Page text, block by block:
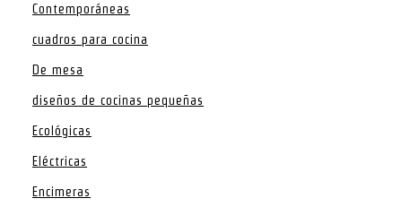
Contemporáneas
cuadros para cocina
De mesa
diseños de cocinas pequeñas
Ecológicas
Eléctricas
Encimeras